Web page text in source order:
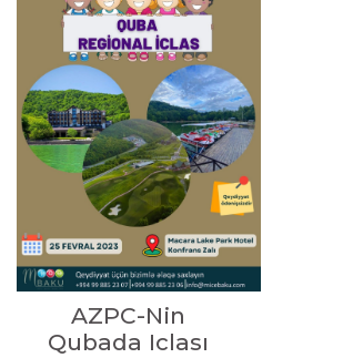
AZPC-Nin
Qubada Iclası